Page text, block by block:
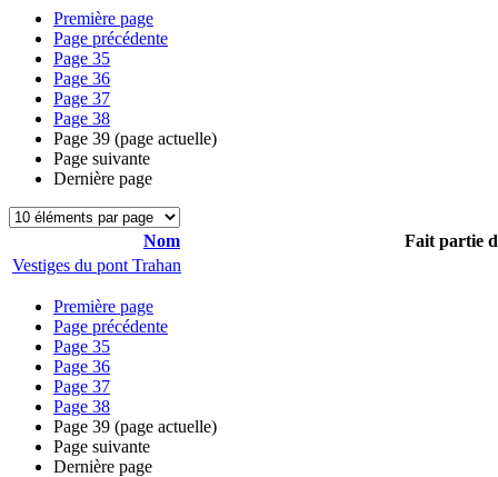
Première page
Page précédente
Page 35
Page 36
Page 37
Page 38
Page 39 (page actuelle)
Page suivante
Dernière page
Nom
Fait partie
Vestiges du pont Trahan
Première page
Page précédente
Page 35
Page 36
Page 37
Page 38
Page 39 (page actuelle)
Page suivante
Dernière page